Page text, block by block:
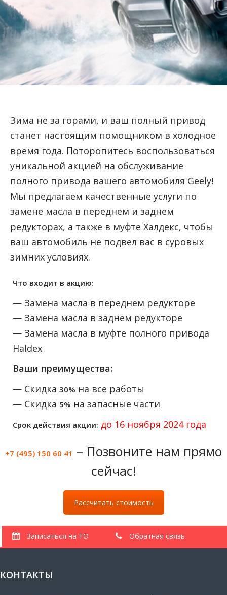
Зима не за горами, и ваш полный привод
станет настоящим помощником в холодное
время года. Поторопитесь воспользоваться
уникальной акцией на обслуживание
полного привода вашего автомобиля Geely!
Мы предлагаем качественные услуги по
замене масла в переднем и заднем
редукторах, а также в муфте Халдекс, чтобы
ваш автомобиль не подвел вас в суровых
зимних условиях.
Что входит в акцию:
— Замена масла в переднем редукторе
— Замена масла в заднем редукторе
— Замена масла в муфте полного привода
Haldex
Ваши преимущества:
— Скидка 30% на все работы
— Скидка 5% на запасные части
Срок действия акции: до 16 ноября 2024 года
+7 (495) 150 60 41 – Позвоните нам прямо
сейчас!
Рассчитать стоимость
Записаться на ТО Обратная связь
КОНТАКТЫ